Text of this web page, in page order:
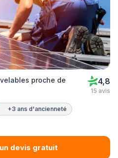
proche de
4,8
15 avis
+3 ans d'ancienneté
devis gratuit